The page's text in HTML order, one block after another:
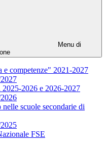
Menu di
e competenze" 2021-2027
2026 e 2026-2027
scuole secondarie di
FSE